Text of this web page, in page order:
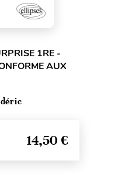
1RE -
AUX
14,50 €